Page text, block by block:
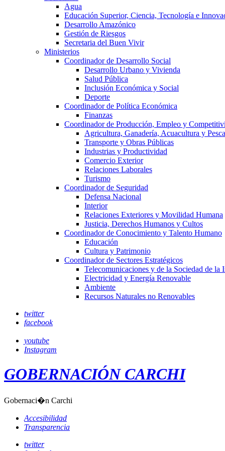
Agua
Educación Superior, Ciencia, Tecnología e
Desarrollo Amazónico
Gestión de Riesgos
Secretaria del Buen Vivir
Ministerios
Coordinador de Desarrollo Social
Desarrollo Urbano y Vivienda
Salud Pública
Inclusión Económica y Social
Deporte
Coordinador de Política Económica
Finanzas
Coordinador de Producción, Empleo y
Agricultura, Ganadería, Acuacultura y Pesca
Transporte y Obras Públicas
Industrias y Productividad
Comercio Exterior
Relaciones Laborales
Turismo
Coordinador de Seguridad
Defensa Nacional
Interior
Relaciones Exteriores y Movilidad Humana
Justicia, Derechos Humanos y Cultos
Coordinador de Conocimiento y Talento Humano
Educación
Cultura y Patrimonio
Coordinador de Sectores Estratégicos
Telecomunicaciones y de la Sociedad de la
Electricidad y Energía Renovable
Ambiente
Recursos Naturales no Renovables
twitter
facebook
youtube
Instagram
GOBERNACIÓN CARCHI
Gobernaci�n Carchi
Accesibilidad
Transparencia
twitter